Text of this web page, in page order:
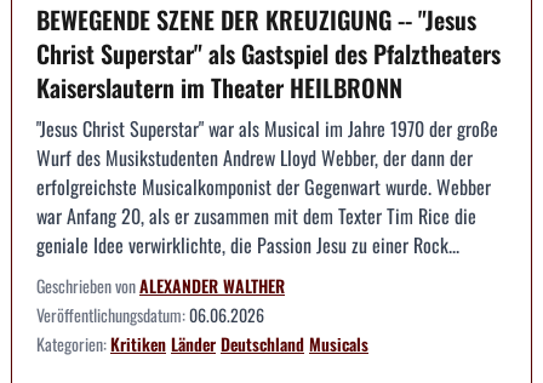
BEWEGENDE SZENE DER KREUZIGUNG -- "Jesus
Christ Superstar" als Gastspiel des Pfalztheaters
Kaiserslautern im Theater HEILBRONN
"Jesus Christ Superstar" war als Musical im Jahre 1970 der große
Wurf des Musikstudenten Andrew Lloyd Webber, der dann der
erfolgreichste Musicalkomponist der Gegenwart wurde. Webber
war Anfang 20, als er zusammen mit dem Texter Tim Rice die
geniale Idee verwirklichte, die Passion Jesu zu einer Rock...
Geschrieben vonALEXANDER WALTHER
Veröffentlichungsdatum:06.06.2026
Kategorien:KritikenLänderDeutschlandMusicals